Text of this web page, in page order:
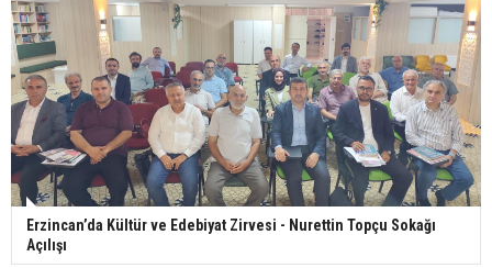
Erzincan’da Kültür ve Edebiyat Zirvesi - Nurettin Topçu Sokağı
Açılışı